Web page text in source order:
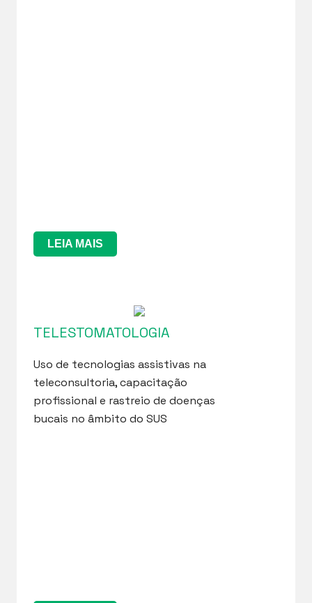
LEIA MAIS
TELESTOMATOLOGIA
Uso de tecnologias assistivas na
teleconsultoria, capacitação
profissional e rastreio de doenças
bucais no âmbito do SUS